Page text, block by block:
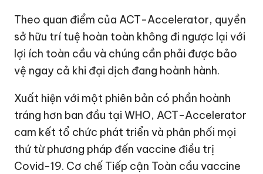
Theo quan điểm của ACT-Accelerator, quyền
sở hữu trí tuệ hoàn toàn không đi ngược lại với
lợi ích toàn cầu và chúng cần phải được bảo
vệ ngay cả khi đại dịch đang hoành hành.
Xuất hiện với một phiên bản có phần hoành
tráng hơn ban đầu tại WHO, ACT-Accelerator
cam kết tổ chức phát triển và phân phối mọi
thứ từ phương pháp đến vaccine điều trị
Covid-19. Cơ chế Tiếp cận Toàn cầuvaccine